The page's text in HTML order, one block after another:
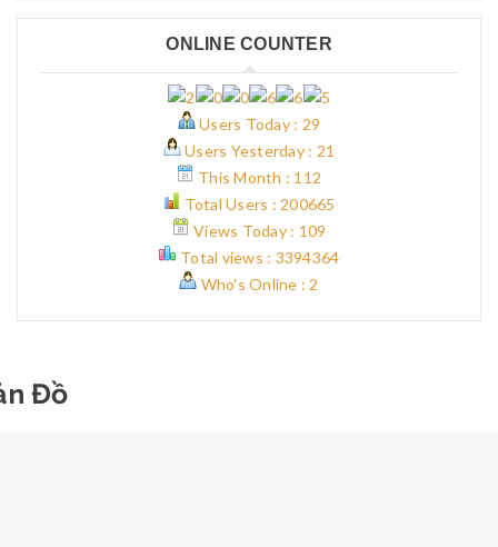
ONLINE COUNTER
Users Today : 29
Users Yesterday : 21
This Month : 112
Total Users : 200665
Views Today : 109
Total views : 3394364
Who's Online : 2
Đồ